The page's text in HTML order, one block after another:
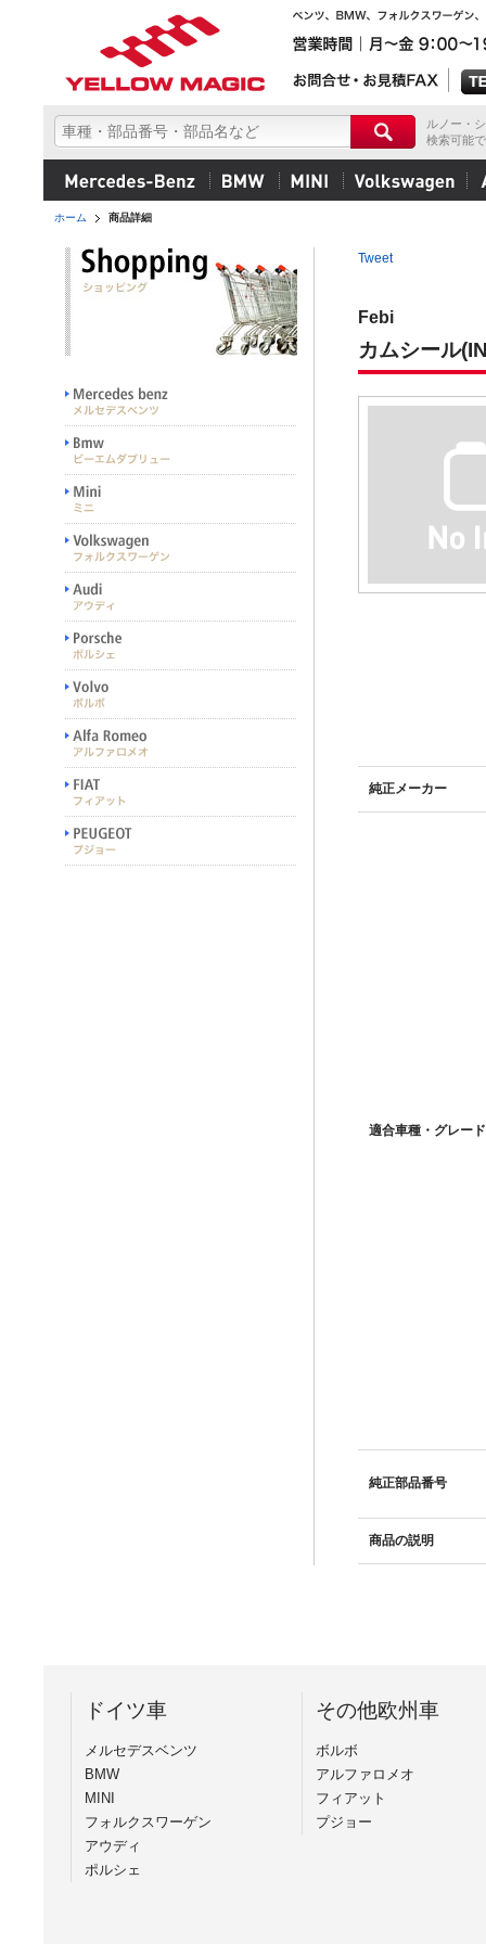
ルノー・
検索可能
ホーム 商品詳細
Tweet
Febi
カムシール
純正メーカー
適合車種・グレー
純正部品番号
商品の説明
ドイツ車
メルセデスベンツ
BMW
MINI
フォルクスワーゲン
アウディ
ポルシェ
その他欧州車
ボルボ
アルファロメオ
フィアット
プジョー